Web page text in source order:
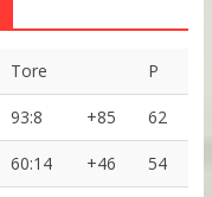
Tore P
93:8 +85 62
60:14 +46 54